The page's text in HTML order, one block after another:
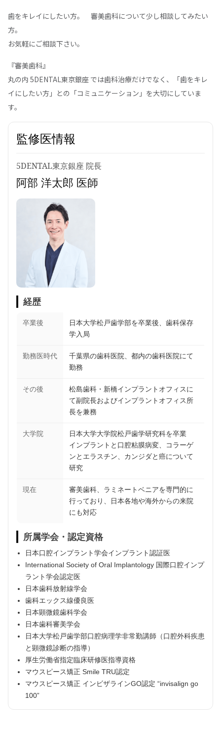
歯をキレイにしたい方。 審美歯科について少し相談してみたい
方。
お気軽にご相談下さい。
『審美歯科』
丸の内 5DENTAL東京銀座 では歯科治療だけでなく、「歯をキレ
イにしたい方」との「コミュニケーション」を大切にしていま
す。
監修医情報
5DENTAL東京銀座 院長
阿部 洋太郎 医師
経歴
卒業後
日本大学松戸歯学部を卒業後、歯科保存
学入局
勤務医時代
千葉県の歯科医院、都内の歯科医院にて
勤務
その後
松島歯科・新橋インプラントオフィスに
て副院長およびインプラントオフィス所
長を兼務
大学院
日本大学大学院松戸歯学研究科を卒業
インプラントと口腔粘膜病変、コラーゲ
ンとエラスチン、カンジダと癌について
研究
現在
審美歯科、ラミネートベニアを専門的に
行っており、日本各地や海外からの来院
にも対応
所属学会・認定資格
日本口腔インプラント学会インプラント認証医
International Society of Oral Implantology 国際口腔インプ
ラント学会認定医
日本歯科放射線学会
歯科エックス線優良医
日本顕微鏡歯科学会
日本歯科審美学会
日本大学松戸歯学部口腔病理学非常勤講師（口腔外科疾患
と顕微鏡診断の指導）
厚生労働省指定臨床研修医指導資格
マウスピース矯正 Smile TRU認定
マウスピース矯正 インビザラインGO認定 “invisalign go
100”